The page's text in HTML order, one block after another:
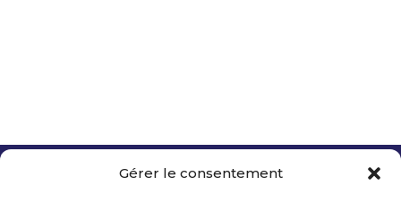
Gérer le consentement